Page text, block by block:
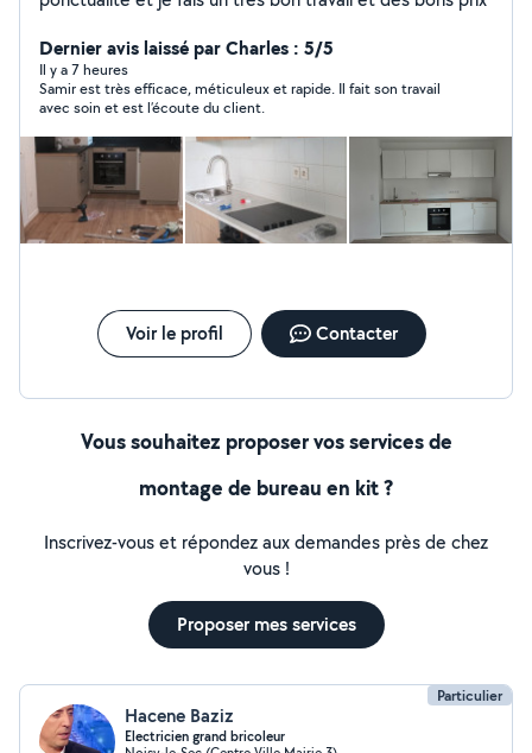
Dernier avis laissé par Charles : 5/5
Il y a 7 heures
Samir est très efficace, méticuleux et rapide. Il fait son travail
avec soin et est l’écoute du client.
Voir le profil Contacter
Vous souhaitez proposer vos services de
montage de bureau en kit ?
Inscrivez-vous et répondez aux demandes près de chez
vous !
Proposer mes services
Particulier
Hacene Baziz
Electricien grand bricoleur